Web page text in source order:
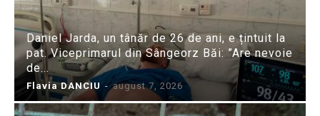
Daniel Jarda, un tânăr de 26 de ani, e țintuit la
pat. Viceprimarul din Sângeorz Băi: ”Are nevoie
de...
Flavia DANCIU - august 7, 2026